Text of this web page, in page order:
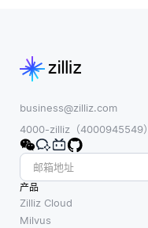
business@zilliz.com
4000-zilliz（4000945549）
产品
Zilliz Cloud
Milvus